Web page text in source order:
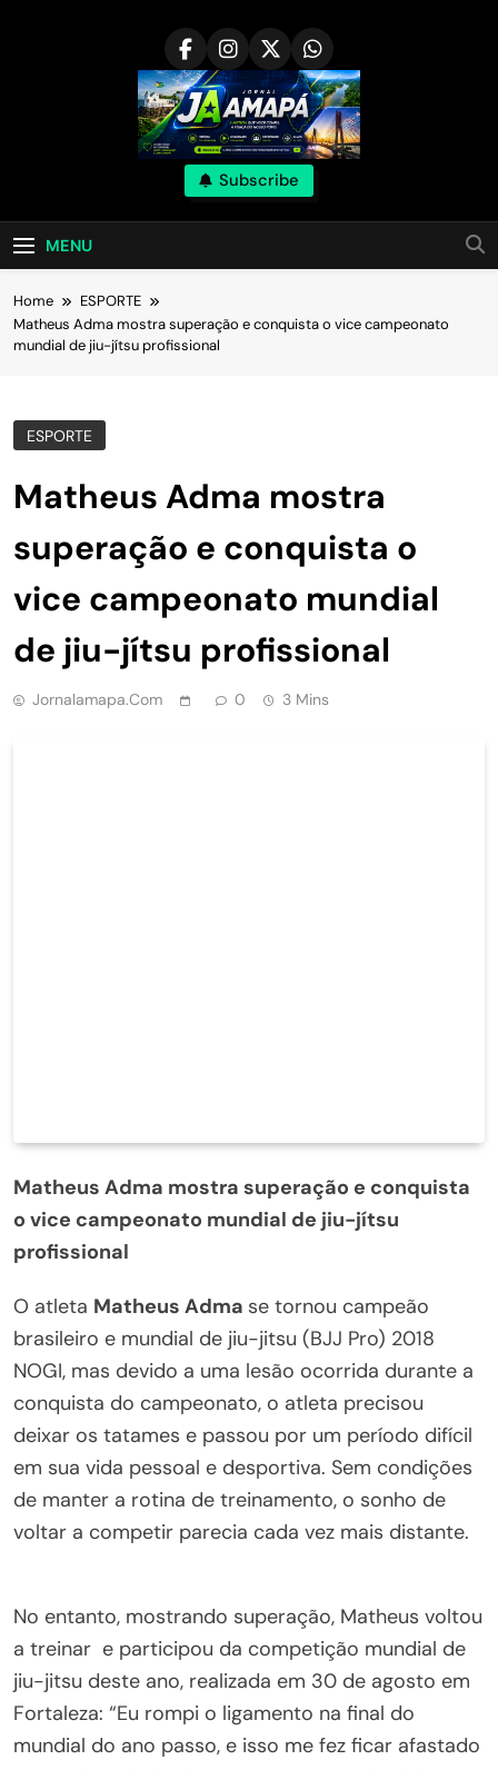
Subscribe
MENU
Home
ESPORTE
Matheus Adma mostra superação e conquista o vice campeonato
mundial de jiu-jítsu profissional
ESPORTE
Matheus Adma mostra
superação e conquista o
vice campeonato mundial
de jiu-jítsu profissional
Jornalamapa.com 0 3 Mins
Matheus Adma mostra superação e conquista
o vice campeonato mundial de jiu-jítsu
profissional
O atleta Matheus Adma se tornou campeão
brasileiro e mundial de jiu-jitsu (BJJ Pro) 2018
NOGI, mas devido a uma lesão ocorrida durante a
conquista do campeonato, o atleta precisou
deixar os tatames e passou por um período difícil
em sua vida pessoal e desportiva. Sem condições
de manter a rotina de treinamento, o sonho de
voltar a competir parecia cada vez mais distante.
No entanto, mostrando superação, Matheus voltou
a treinar e participou da competição mundial de
jiu-jitsu deste ano, realizada em 30 de agosto em
Fortaleza: “Eu rompi o ligamento na final do
mundial do ano passo, e isso me fez ficar afastado